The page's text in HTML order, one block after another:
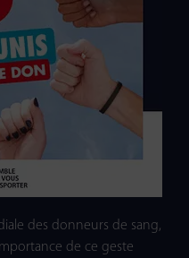
des donneurs de sang,
de ce geste